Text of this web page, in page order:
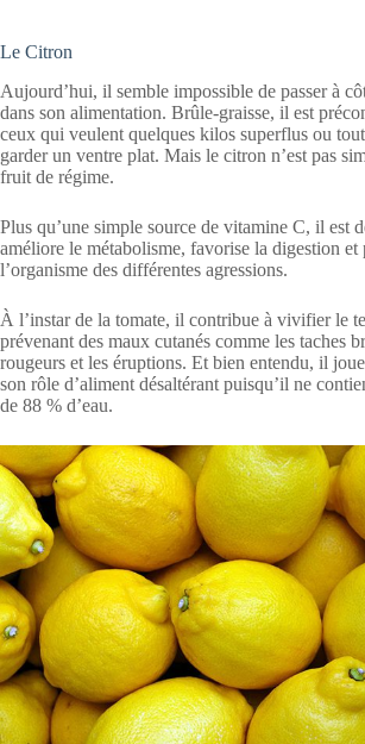
Le Citron
Aujourd’hui, il semble impossible de passer à
dans son alimentation. Brûle-graisse, il est
ceux qui veulent quelques kilos superflus ou
garder un ventre plat. Mais le citron n’est pas
fruit de régime.
Plus qu’une simple source de vitamine C, il est
améliore le métabolisme, favorise la digestion et
l’organisme des différentes agressions.
À l’instar de la tomate, il contribue à vivifier le
prévenant des maux cutanés comme les taches
rougeurs et les éruptions. Et bien entendu, il
son rôle d’aliment désaltérant puisqu’il ne
de 88 % d’eau.